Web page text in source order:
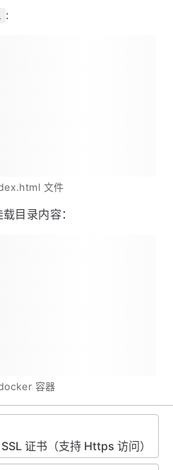
:
文件
目录内容：
容器
证书（支持 Https 访问）